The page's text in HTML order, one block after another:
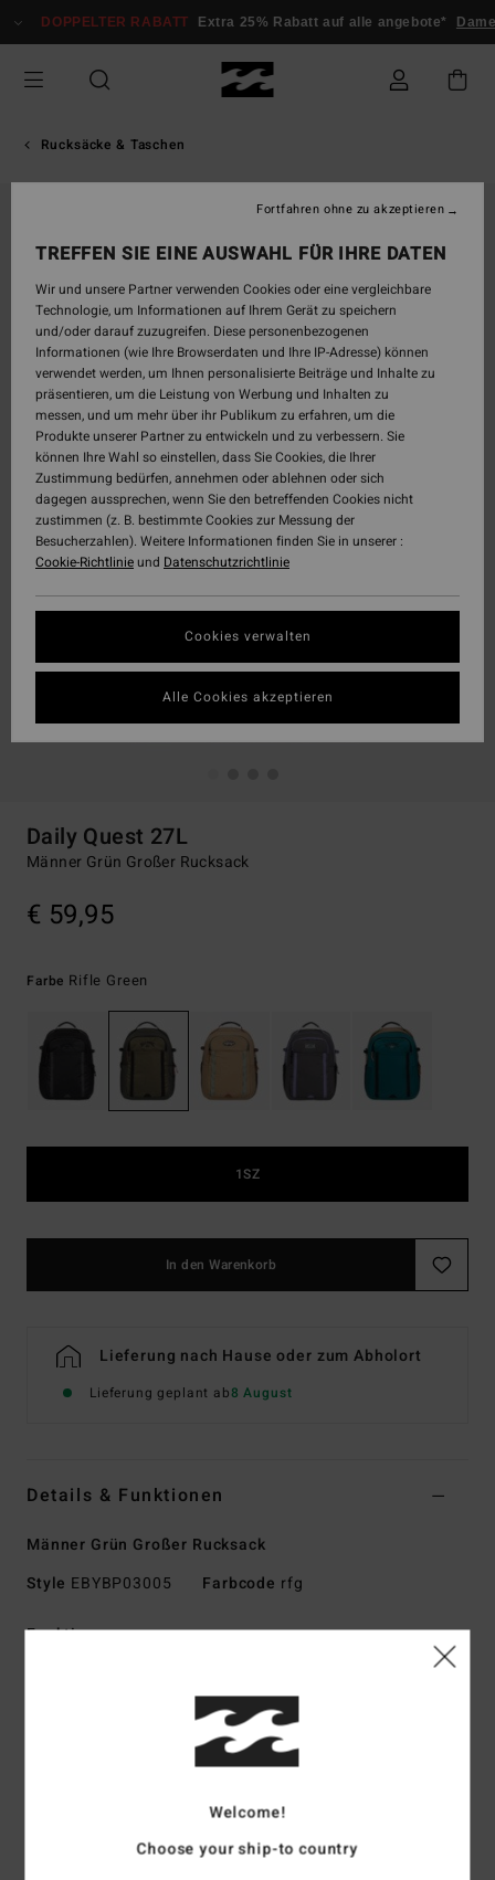
zur
springen
DOPPELTER RABATT Extra 25% Rabatt auf alle angebote* Damen
Rucksäcke & Taschen
Daily Quest 27L
Männer Grün Großer Rucksack
€ 59,95
Farbe Rifle Green
1SZ
In den Warenkorb
Lieferung nach Hause oder zum Abholort
Lieferung geplant ab8 August
Details & Funktionen
Männer Grün Großer Rucksack
Style EBYBP03005 Farbcode rfg
Funktionen
48 Cm H X 30 Cm B X 18 Cm T
Zwei Front-Einschubtaschen
Verstellbare SureGrip-Schultergurte
Welcome!
Choose your ship-to country
TREFFEN SIE EINE AUSWAHL FÜR IHRE DATEN
Wir und unsere Partner verwenden Cookies oder eine vergleichbare
Technologie, um Informationen auf Ihrem Gerät zu speichern
und/oder darauf zuzugreifen. Diese personenbezogenen
Informationen (wie Ihre Browserdaten und Ihre IP-Adresse) können
verwendet werden, um Ihnen personalisierte Beiträge und Inhalte zu
präsentieren, um die Leistung von Werbung und Inhalten zu
messen, und um mehr über ihr Publikum zu erfahren, um die
Produkte unserer Partner zu entwickeln und zu verbessern. Sie
können Ihre Wahl so einstellen, dass Sie Cookies, die Ihrer
Zustimmung bedürfen, annehmen oder ablehnen oder sich
dagegen aussprechen, wenn Sie den betreffenden Cookies nicht
zustimmen (z. B. bestimmte Cookies zur Messung der
Besucherzahlen). Weitere Informationen finden Sie in unserer :
Cookie-Richtlinieund Datenschutzrichtlinie
Cookies verwalten
Fortfahren ohne zu akzeptieren
Alle Cookies akzeptieren